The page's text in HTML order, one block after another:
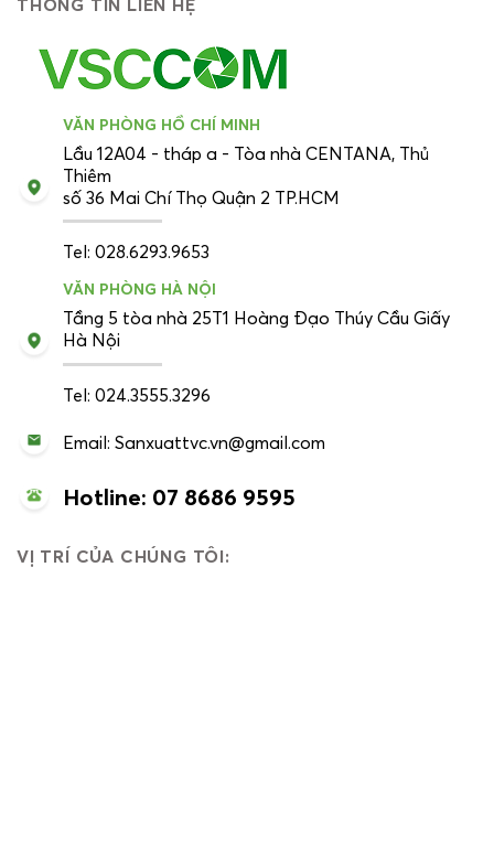
VĂN PHÒNG HỒ CHÍ MINH
Lầu 12A04 - tháp a - Tòa nhà CENTANA, Thủ
Thiêm
số 36 Mai Chí Thọ Quận 2 TP.HCM
Tel: 028.6293.9653
VĂN PHÒNG HÀ NỘI
Tầng 5 tòa nhà 25T1 Hoàng Đạo Thúy Cầu Giấy
Hà Nội
Tel: 024.3555.3296
Email: Sanxuattvc.vn@gmail.com
Hotline: 07 8686 9595
VỊ TRÍ CỦA CHÚNG TÔI: